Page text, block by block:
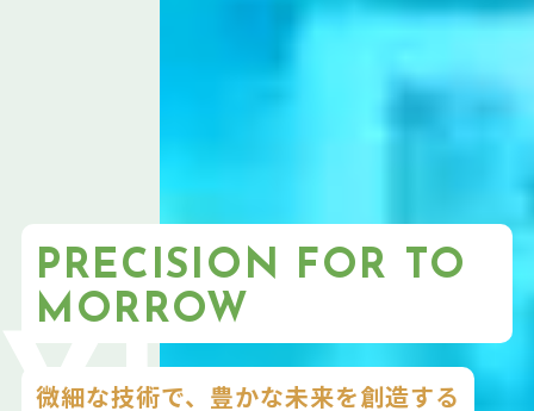
PRECISION FOR TO
MORROW
微細な技術で、豊かな未来を創造する